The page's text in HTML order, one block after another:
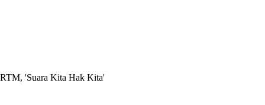
RTM, 'Suara Kita Hak Kita'